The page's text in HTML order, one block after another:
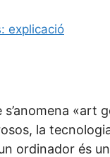
explicació
«art
la
ordinador és